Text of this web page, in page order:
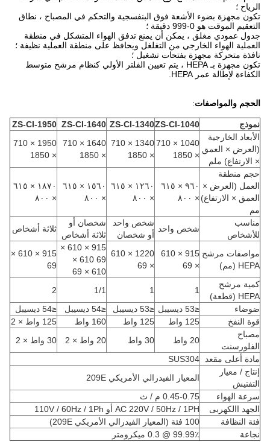
الرياح ؛
تكون مجهزة بضوء الأشعة فوق البنفسجية والتحكم في المصباح ، نطاق
التعقيم الموقت هو 0-999 دقيقة ؛
جدول عمودي مغلق ، يمكن أن يمنع تدفق الهواء المتشكل في منطقة
العملية الهواء الخارجي من التغلغل ويحافظ على منطقة العملية نظيفة ؛
نافذة متحركة مجهزة بفتحات تشغيل ؛
تكون مجهزة بـ HEPA ، يتم تعيين الفلتر الأولي كنظام مرشح متوسط ​​
الكفاءة لإطالة عمر HEPA.
الحجم والمواصفات:
نموذج ZS-CI-1040
ZS-CI-1340
ZS-CI-1640
ZS-CI-1950
الأبعاد الخارجية
(العرض × العمق
× الارتفاع) ملم
1040 × 710
× 1850
1340 × 710
× 1850
1640 × 710
× 1850
1950 × 710
× 1850
حجم منطقة
العمل (العرض ×
العمق × الارتفاع)
مم
٩٦٠ × ٦١٥
× ٨٠٠
١٢٦٠ × ٦١٥
× ٨٠٠
١٥٦٠ × ٦١٥
× ٨٠٠
١٨٧٠ × ٦١٥
× ٨٠٠
مناسب
للأشخاص
شخص واحد
شخص واحد
أو شخصان
شخصان أو
ثلاثة أشخاص
ثلاثة أشخاص
مواصفات مرشح
HEPA (مم)
915 × 610
× 69
1220 × 610
× 69
915 × 610 ×
69 610 ×
610 × 69
915 × 610 ×
69
كمية مرشح
HEPA (قطعة)
1
1
1/1
2
ضوضاء
≤53 ديسيبل ≤53 ديسيبل ≤54 ديسيبل
≤54 ديسيبل
قوة النفخ
125 واط 125 واط 160 واط
125 واط × 2
مصباح
الفلورسنت
20 واط 30 واط 20 واط × 2
30 واط × 2
مادة أعلى مقعد
SUS304
إنتاج / معيار
التفتيش
المعيار الفيدرالي الأمريكي 209E
سرعة الهواء
0.45-0.75 م / ث
الجهد االكهربى
AC 220V / 50Hz / 1PH أو 110V / 60Hz / 1Ph
فئة النظافة
100 فئة (المعيار الفيدرالي الأمريكي 209E)
نجاعة
99.99٪ @ 0.3 ميكرومتر